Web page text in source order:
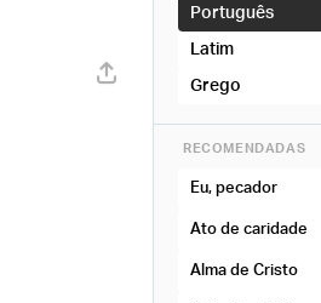
Português
Latim
Grego
RECOMENDADAS
Eu, pecador
Ato de caridade
Alma de Cristo